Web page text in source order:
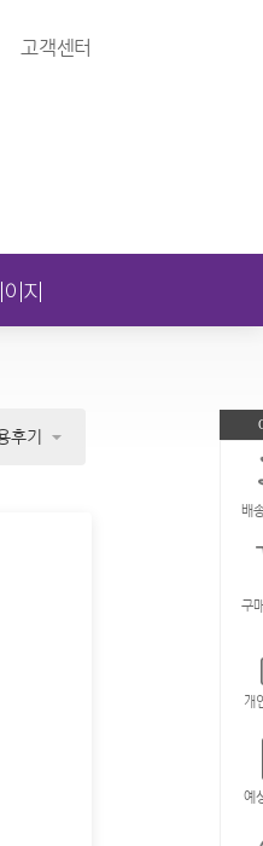
고객센터
지
후기
배
구
개
예